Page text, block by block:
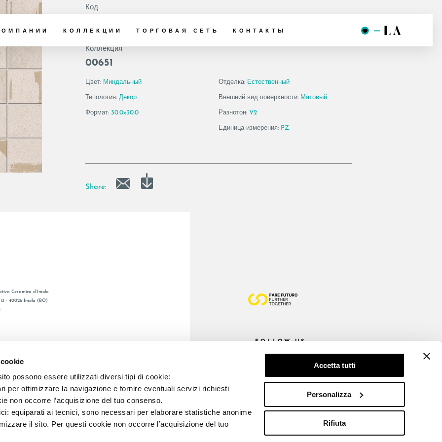
possono essere utilizzati diversi tipi di cookie:
per ottimizzare la navigazione e fornire eventuali servizi richiesti
non occorre l’acquisizione del tuo consenso.
equiparati ai tecnici, sono necessari per elaborare statistiche anonime
il sito. Per questi cookie non occorre l’acquisizione del tuo
Accetta tutti
Personalizza
Rifiuta
КОЛЛЕКЦИИ ТОРГОВАЯ СЕТЬ КОНТАКТЫ
Код
Коллекция
00651
Цвет: Миндальный
Типология: Декор
Формат: 30.0x30.0
Отделка: Естественный
Внешний вид поверхности: Матовый
Разнотон: V2
Единица измерения: PZ
Share:
Ceramica d’Imola
- 40026 Imola (BO)
FOLLOW US
E REG. IMPR. BO 00286900378 R.E.A. BO 5545